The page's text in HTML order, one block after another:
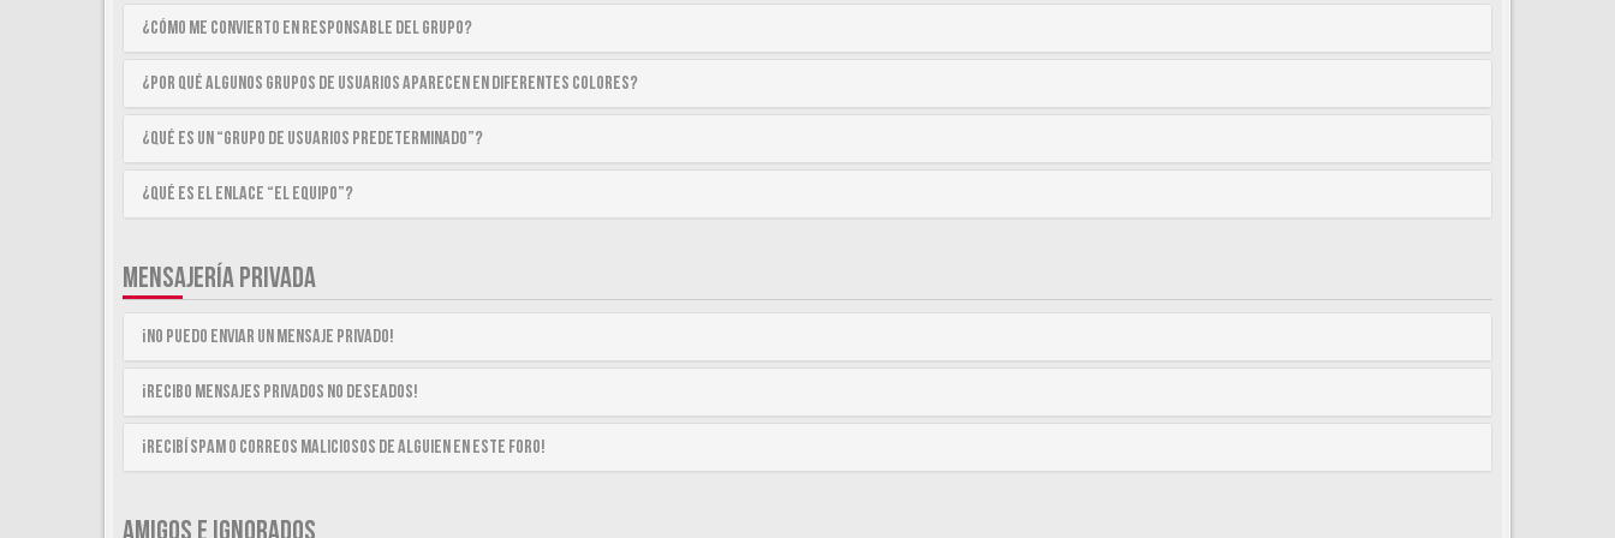
¿Cómo me convierto en Responsable del Grupo?
¿Por qué algunos Grupos de Usuarios aparecen en diferentes colores?
¿Qué es un “Grupo de Usuarios predeterminado”?
¿Qué es el enlace “El equipo”?
MENSAJERÍA PRIVADA
¡No puedo enviar un mensaje privado!
¡Recibo mensajes privados no deseados!
¡Recibí spam o correos maliciosos de alguien en este foro!